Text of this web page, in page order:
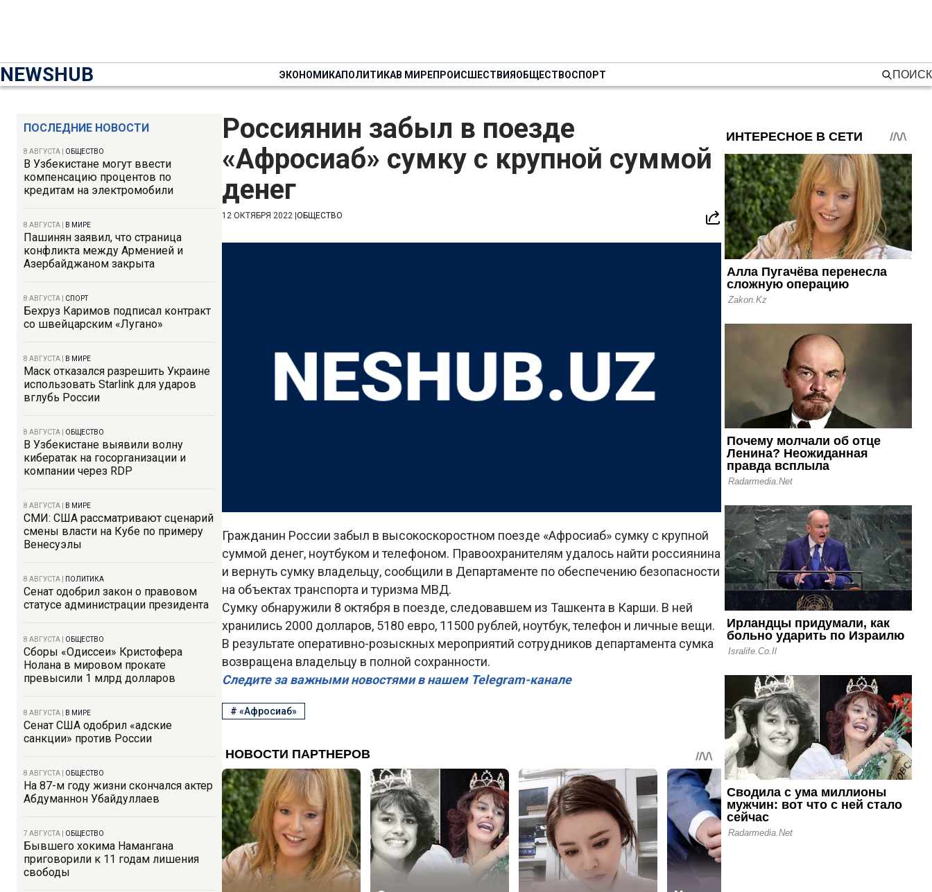
NEWSHUB ЭКОНОМИКАПОЛИТИКАВ МИРЕПРОИСШЕСТВИЯОБЩЕСТВОСПОРТ ПОИСК
ПОСЛЕДНИЕ НОВОСТИ
8 АВГУСТА ОБЩЕСТВО
В Узбекистане могут ввести
компенсацию процентов по
кредитам на электромобили
8 АВГУСТА В МИРЕ
Пашинян заявил, что страница
конфликта между Арменией и
Азербайджаном закрыта
8 АВГУСТА СПОРТ
Бехруз Каримов подписал контракт
со швейцарским «Лугано»
8 АВГУСТА В МИРЕ
Маск отказался разрешить Украине
использовать Starlink для ударов
вглубь России
8 АВГУСТА ОБЩЕСТВО
В Узбекистане выявили волну
кибератак на госорганизации и
компании через RDP
8 АВГУСТА В МИРЕ
СМИ: США рассматривают сценарий
смены власти на Кубе по примеру
Венесуэлы
8 АВГУСТА ПОЛИТИКА
Сенат одобрил закон о правовом
статусе администрации президента
8 АВГУСТА ОБЩЕСТВО
Сборы «Одиссеи» Кристофера
Нолана в мировом прокате
превысили 1 млрд долларов
8 АВГУСТА В МИРЕ
Сенат США одобрил «адские
санкции» против России
8 АВГУСТА ОБЩЕСТВО
На 87-м году жизни скончался актер
Абдуманнон Убайдуллаев
7 АВГУСТА ОБЩЕСТВО
Бывшего хокима Намангана
приговорили к 11 годам лишения
свободы
Россиянин забыл в поезде
«Афросиаб» сумку с крупной суммой
денег
12 ОКТЯБРЯ 2022 ОБЩЕСТВО
Гражданин России забыл в высокоскоростном поезде «Афросиаб» сумку с крупной
суммой денег, ноутбуком и телефоном. Правоохранителям удалось найти россиянина
и вернуть сумку владельцу, сообщили в Департаменте по обеспечению безопасности
на объектах транспорта и туризма МВД.
Сумку обнаружили 8 октября в поезде, следовавшем из Ташкента в Карши. В ней
хранились 2000 долларов, 5180 евро, 11500 рублей, ноутбук, телефон и личные вещи.
В результате оперативно-розыскных мероприятий сотрудников департамента сумка
возвращена владельцу в полной сохранности.
Следите за важными новостями в нашем Telegram-канале
# «Афросиаб»